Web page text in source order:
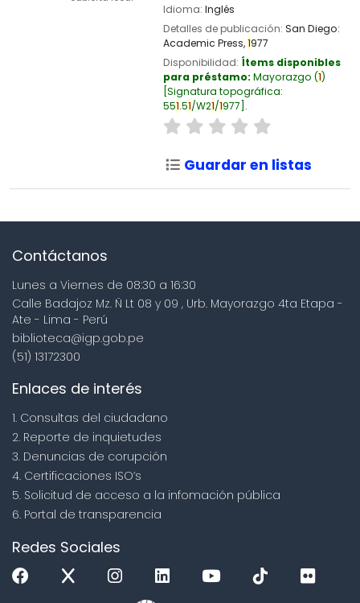
Idioma: Inglés
Detalles de publicación: San Diego:
Academic Press,1977
Disponibilidad: Ítems disponibles
para préstamo: Mayorazgo (1)
Signatura topográfica:
551.51/W21/1977 .
Guardar en listas
Contáctanos
Lunes a Viernes de 08:30 a 16:30
Calle Badajoz Mz. Ñ Lt 08 y 09 , Urb. Mayorazgo 4ta Etapa -
Ate - Lima - Perú
biblioteca@igp.gob.pe
(51) 13172300
Enlaces de interés
1. Consultas del ciudadano
2. Reporte de inquietudes
3. Denuncias de corupción
4. Certificaciones ISO’s
5. Solicitud de acceso a la infomación pública
6. Portal de transparencia
Redes Sociales